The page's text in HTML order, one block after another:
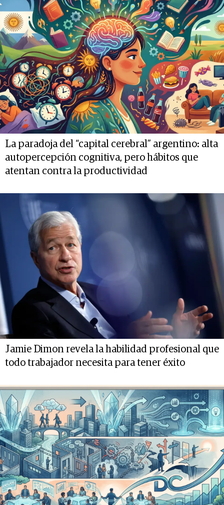
La paradoja del “capital cerebral” argentino: alta
autopercepción cognitiva, pero hábitos que
atentan contra la productividad
Jamie Dimon revela la habilidad profesional que
todo trabajador necesita para tener éxito